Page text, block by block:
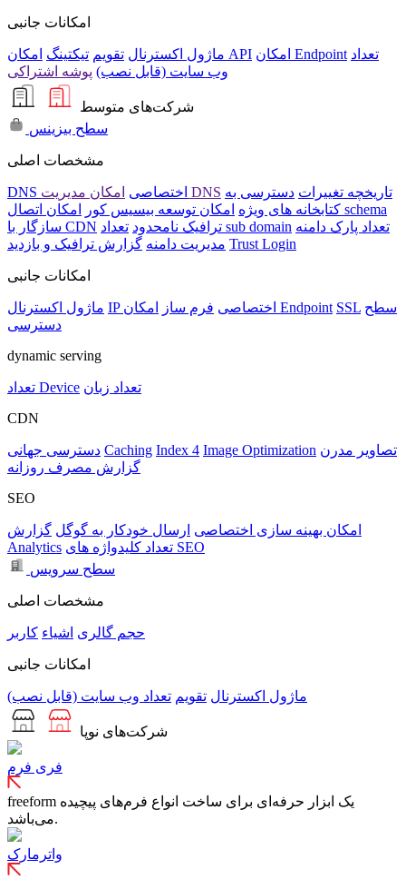
امکانات جانبی
ماژول اکسترنال تقویم تیکتینگ امکان API امکان Endpoint تعداد
وب سایت (قابل نصب) پوشه اشتراکی
شرکت‌های متوسط
سطح بیزینس
مشخصات اصلی
DNS اختصاصی امکان مدیریت DNS تاریخچه تغییرات دسترسی به
کتابخانه های ویژه امکان توسعه بیسیس کور
امکان اتصال schema
سازگار با CDN
ترافیک نامحدود تعداد sub domain تعداد پارک دامنه
مدیریت دامنه گزارش ترافیک و بازدید Trust Login
امکانات جانبی
ماژول اکسترنال IP اختصاصی فرم ساز امکان Endpoint SSL سطح
دسترسی
dynamic serving
تعداد Device تعداد زبان
CDN
دسترسی جهانی Caching Index 4 Image Optimization تصاویر مدرن
گزارش مصرف روزانه
SEO
امکان بهینه سازی اختصاصی ارسال خودکار به گوگل گزارش
Analytics
تعداد کلیدواژه های SEO
سطح سرویس
مشخصات اصلی
حجم گالری اشیاء کاربر
امکانات جانبی
ماژول اکسترنال تقویم تعداد وب سایت (قابل نصب)
شرکت‌های نوپا
فری فرم
freeform یک ابزار حرفه‌ای برای ساخت انواع فرم‌های پیچیده
می‌باشد.
واترمارک